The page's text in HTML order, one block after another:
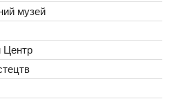
музей
Центр